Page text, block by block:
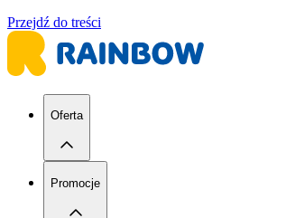
Przejdź do treści
Oferta
Promocje